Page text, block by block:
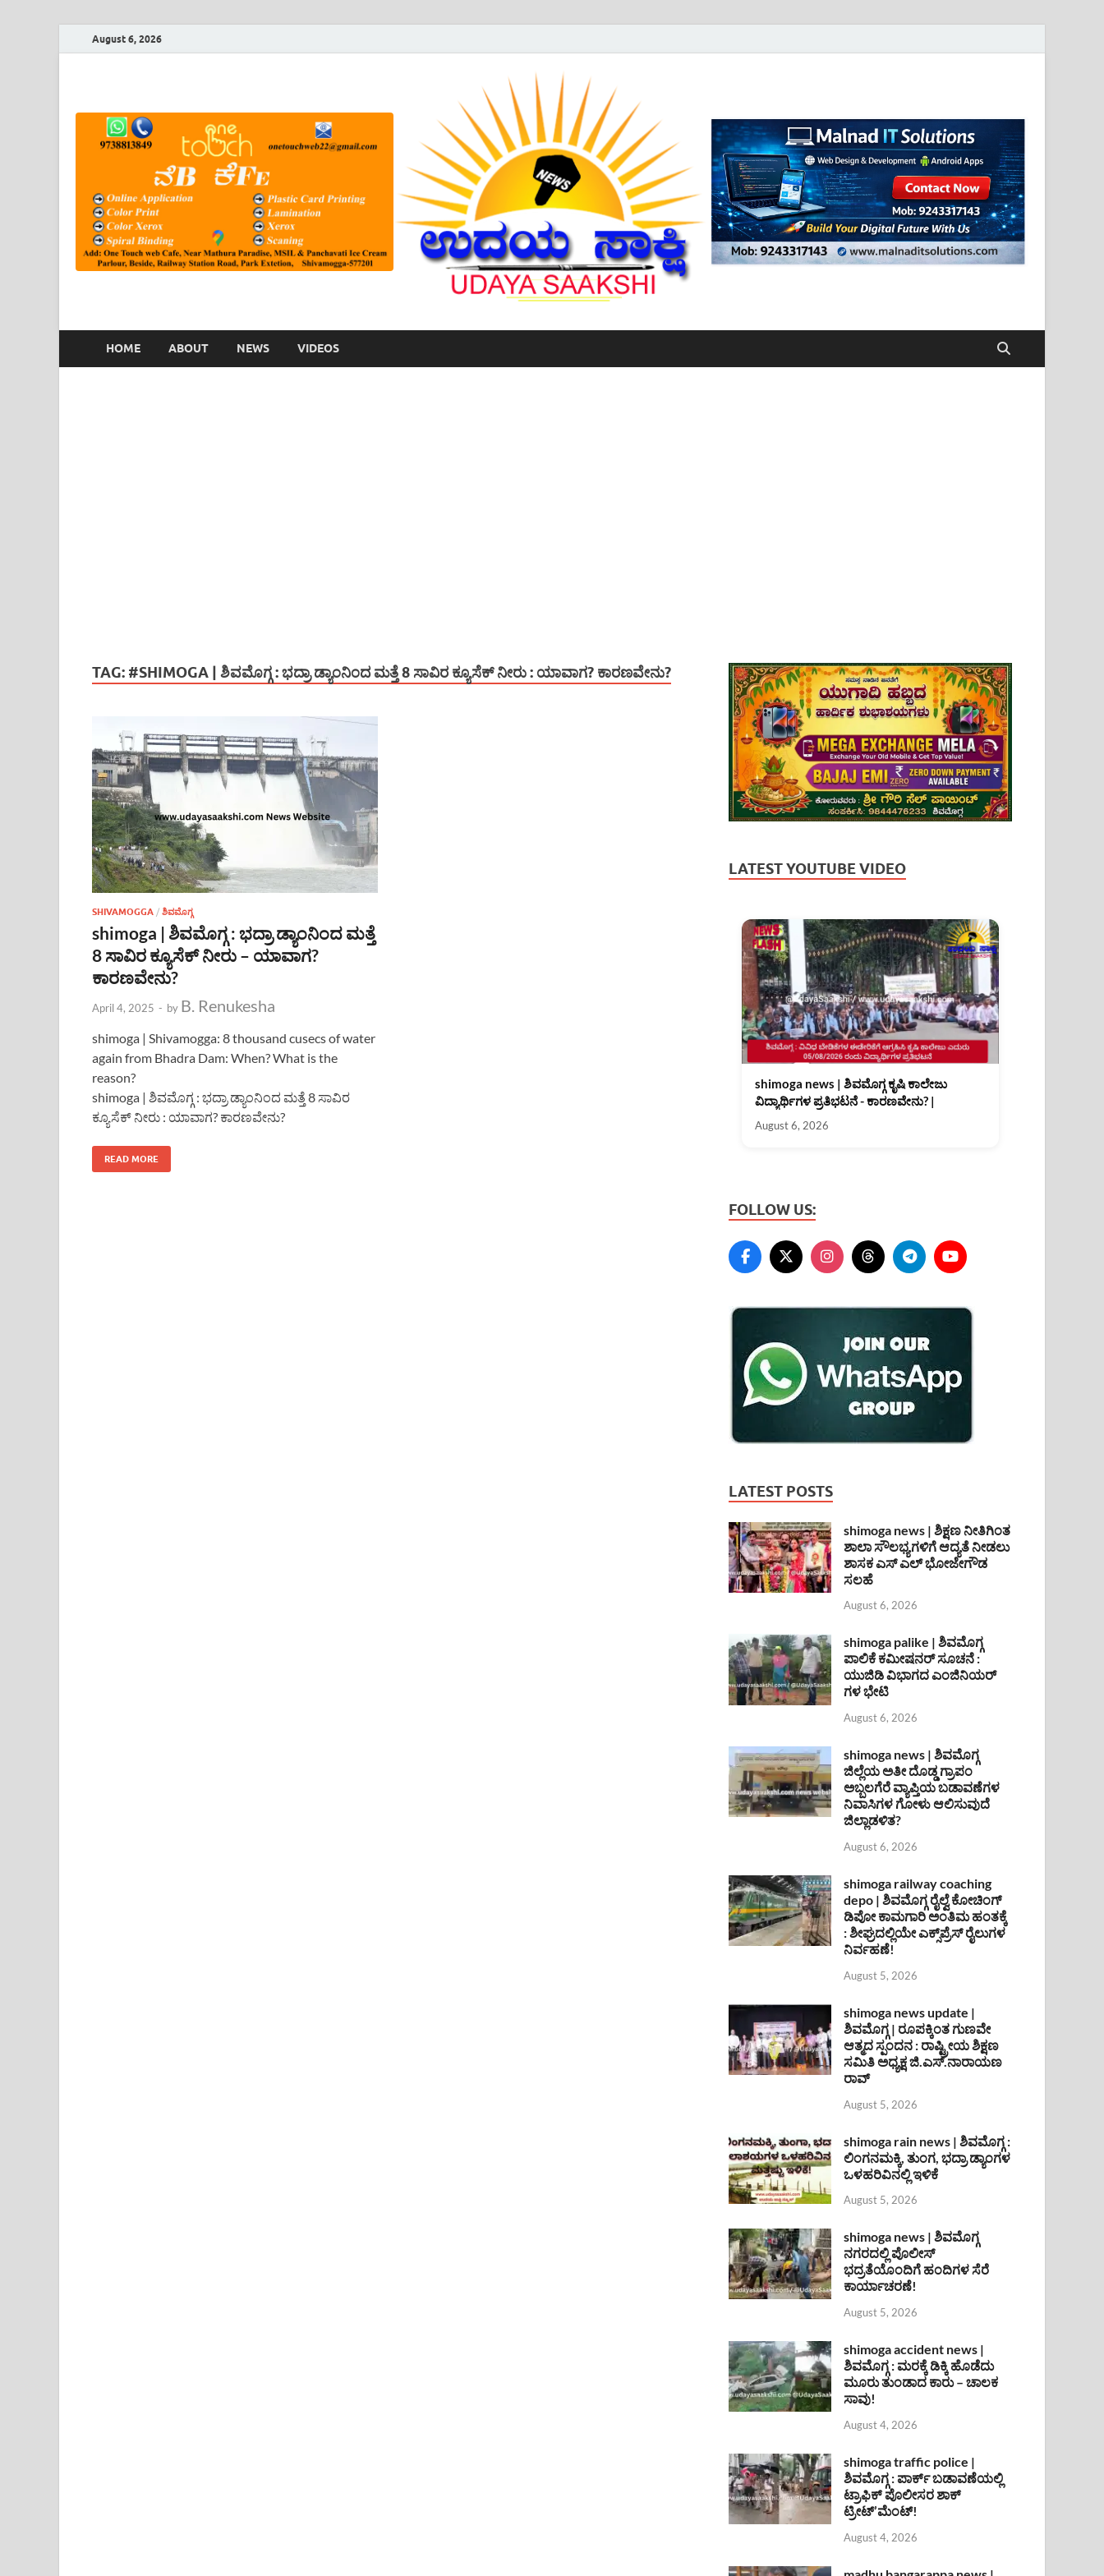
August 6, 2026
HOME ABOUT NEWS VIDEOS
TAG: #SHIMOGA | ಶಿವಮೊಗ್ಗ : ಭದ್ರಾ ಡ್ಯಾಂನಿಂದ ಮತ್ತೆ 8 ಸಾವಿರ ಕ್ಯೂಸೆಕ್ ನೀರು : ಯಾವಾಗ? ಕಾರಣವೇನು?
SHIVAMOGGA / ಶಿವಮೊಗ್ಗ
shimoga | ಶಿವಮೊಗ್ಗ : ಭದ್ರಾ ಡ್ಯಾಂನಿಂದ ಮತ್ತೆ
8 ಸಾವಿರ ಕ್ಯೂಸೆಕ್ ನೀರು – ಯಾವಾಗ?
ಕಾರಣವೇನು?
April 4, 2025 - by B. Renukesha
shimoga | Shivamogga: 8 thousand cusecs of water
again from Bhadra Dam: When? What is the
reason?
shimoga | ಶಿವಮೊಗ್ಗ : ಭದ್ರಾ ಡ್ಯಾಂನಿಂದ ಮತ್ತೆ 8 ಸಾವಿರ
ಕ್ಯೂಸೆಕ್ ನೀರು : ಯಾವಾಗ? ಕಾರಣವೇನು?
READ MORE
LATEST YOUTUBE VIDEO
shimoga news | ಶಿವಮೊಗ್ಗ ಕೃಷಿ ಕಾಲೇಜು
ವಿದ್ಯಾರ್ಥಿಗಳ ಪ್ರತಿಭಟನೆ - ಕಾರಣವೇನು? |
August 6, 2026
FOLLOW US:
LATEST POSTS
shimoga news | ಶಿಕ್ಷಣ ನೀತಿಗಿಂತ
ಶಾಲಾ ಸೌಲಭ್ಯಗಳಿಗೆ ಆದ್ಯತೆ ನೀಡಲು
ಶಾಸಕ ಎಸ್ ಎಲ್ ಭೋಜೇಗೌಡ
ಸಲಹೆ
August 6, 2026
shimoga palike | ಶಿವಮೊಗ್ಗ
ಪಾಲಿಕೆ ಕಮೀಷನರ್ ಸೂಚನೆ :
ಯುಜಿಡಿ ವಿಭಾಗದ ಎಂಜಿನಿಯರ್
ಗಳ ಭೇಟಿ
August 6, 2026
shimoga news | ಶಿವಮೊಗ್ಗ
ಜಿಲ್ಲೆಯ ಅತೀ ದೊಡ್ಡ ಗ್ರಾಪಂ
ಅಬ್ಬಲಗೆರೆ ವ್ಯಾಪ್ತಿಯ ಬಡಾವಣೆಗಳ
ನಿವಾಸಿಗಳ ಗೋಳು ಆಲಿಸುವುದೆ
ಜಿಲ್ಲಾಡಳಿತ?
August 6, 2026
shimoga railway coaching
depo | ಶಿವಮೊಗ್ಗ ರೈಲ್ವೆ ಕೋಚಿಂಗ್
ಡಿಪೋ ಕಾಮಗಾರಿ ಅಂತಿಮ ಹಂತಕ್ಕೆ
: ಶೀಘ್ರದಲ್ಲಿಯೇ ಎಕ್ಸ್‌ಪ್ರೆಸ್ ರೈಲುಗಳ
ನಿರ್ವಹಣೆ!
August 5, 2026
shimoga news update |
ಶಿವಮೊಗ್ಗ | ರೂಪಕ್ಕಿಂತ ಗುಣವೇ
ಆತ್ಮದ ಸ್ಪಂದನ : ರಾಷ್ಟ್ರೀಯ ಶಿಕ್ಷಣ
ಸಮಿತಿ ಅಧ್ಯಕ್ಷ ಜಿ.ಎಸ್.ನಾರಾಯಣ
ರಾವ್
August 5, 2026
shimoga rain news | ಶಿವಮೊಗ್ಗ :
ಲಿಂಗನಮಕ್ಕಿ, ತುಂಗ, ಭದ್ರಾ ಡ್ಯಾಂಗಳ
ಒಳಹರಿವಿನಲ್ಲಿ ಇಳಿಕೆ
August 5, 2026
shimoga news | ಶಿವಮೊಗ್ಗ
ನಗರದಲ್ಲಿ ಪೊಲೀಸ್
ಭದ್ರತೆಯೊಂದಿಗೆ ಹಂದಿಗಳ ಸೆರೆ
ಕಾರ್ಯಾಚರಣೆ!
August 5, 2026
shimoga accident news |
ಶಿವಮೊಗ್ಗ : ಮರಕ್ಕೆ ಡಿಕ್ಕಿ ಹೊಡೆದು
ಮೂರು ತುಂಡಾದ ಕಾರು – ಚಾಲಕ
ಸಾವು!
August 4, 2026
shimoga traffic police |
ಶಿವಮೊಗ್ಗ : ಪಾರ್ಕ್ ಬಡಾವಣೆಯಲ್ಲಿ
ಟ್ರಾಫಿಕ್ ಪೊಲೀಸರ ಶಾಕ್
ಟ್ರೀಟ್’ಮೆಂಟ್!
August 4, 2026